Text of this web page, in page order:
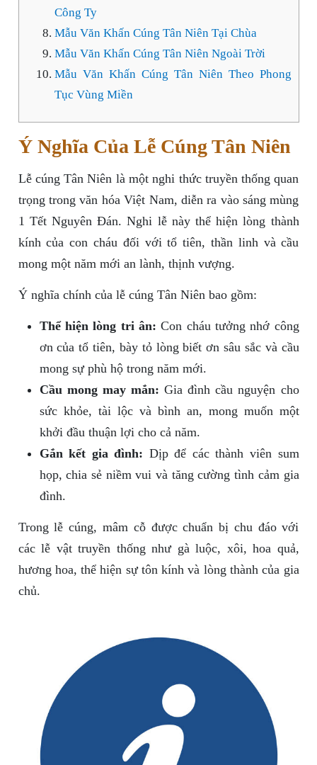
Công Ty
Mẫu Văn Khấn Cúng Tân Niên Tại Chùa
Mẫu Văn Khấn Cúng Tân Niên Ngoài Trời
Mẫu Văn Khấn Cúng Tân Niên Theo Phong
Tục Vùng Miền
Ý Nghĩa Của Lễ Cúng Tân Niên
Lễ cúng Tân Niên là một nghi thức truyền thống quan
trọng trong văn hóa Việt Nam, diễn ra vào sáng mùng
1 Tết Nguyên Đán. Nghi lễ này thể hiện lòng thành
kính của con cháu đối với tổ tiên, thần linh và cầu
mong một năm mới an lành, thịnh vượng.
Ý nghĩa chính của lễ cúng Tân Niên bao gồm:
Thể hiện lòng tri ân: Con cháu tưởng nhớ công
ơn của tổ tiên, bày tỏ lòng biết ơn sâu sắc và cầu
mong sự phù hộ trong năm mới.
Cầu mong may mắn: Gia đình cầu nguyện cho
sức khỏe, tài lộc và bình an, mong muốn một
khởi đầu thuận lợi cho cả năm.
Gắn kết gia đình: Dịp để các thành viên sum
họp, chia sẻ niềm vui và tăng cường tình cảm gia
đình.
Trong lễ cúng, mâm cỗ được chuẩn bị chu đáo với
các lễ vật truyền thống như gà luộc, xôi, hoa quả,
hương hoa, thể hiện sự tôn kính và lòng thành của gia
chủ.